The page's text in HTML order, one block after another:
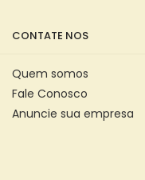
CONTATE NOS
Quem somos
Fale Conosco
Anuncie sua empresa